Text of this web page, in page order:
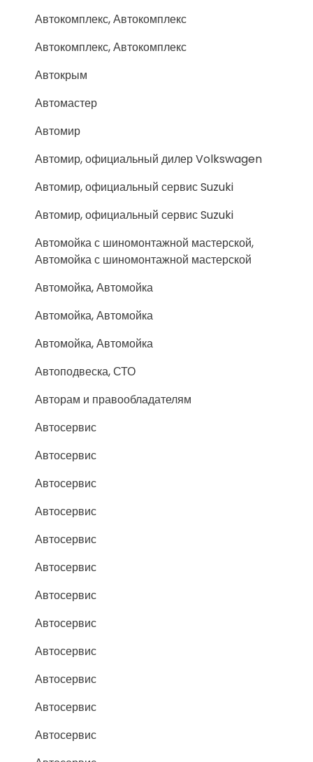
Автокомплекс, Автокомплекс
Автокомплекс, Автокомплекс
Автокрым
Автомастер
Автомир
Автомир, официальный дилер Volkswagen
Автомир, официальный сервис Suzuki
Автомир, официальный сервис Suzuki
Автомойка с шиномонтажной мастерской,
Автомойка с шиномонтажной мастерской
Автомойка, Автомойка
Автомойка, Автомойка
Автомойка, Автомойка
Автоподвеска, СТО
Авторам и правообладателям
Автосервис
Автосервис
Автосервис
Автосервис
Автосервис
Автосервис
Автосервис
Автосервис
Автосервис
Автосервис
Автосервис
Автосервис